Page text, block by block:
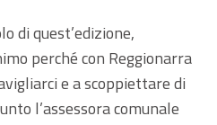
di quest’edizione,
perché con Reggionarra
e a scoppiettare di
l’assessora comunale